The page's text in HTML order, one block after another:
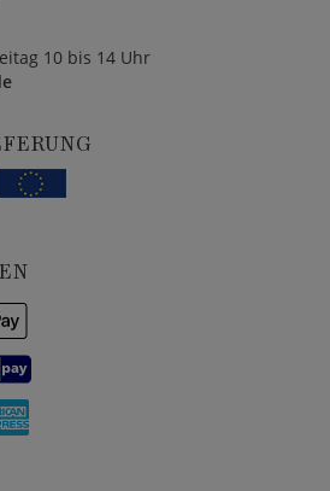
10 bis 14 Uhr